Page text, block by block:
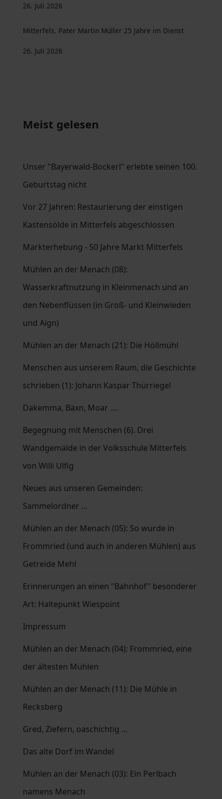
26. Juli 2026
Mitterfels. Pater Martin Müller 25 Jahre im Dienst
26. Juli 2026
Meist gelesen
Unser "Bayerwald-Bockerl" erlebte seinen 100.
Geburtstag nicht
Vor 27 Jahren: Restaurierung der einstigen
Kastensölde in Mitterfels abgeschlossen
Markterhebung - 50 Jahre Markt Mitterfels
Mühlen an der Menach (08):
Wasserkraftnutzung in Kleinmenach und an
den Nebenflüssen (in Groß- und Kleinwieden
und Aign)
Mühlen an der Menach (21): Die Höllmühl
Menschen aus unserem Raum, die Geschichte
schrieben (1): Johann Kaspar Thürriegel
Dakemma, Bäxn, Moar ....
Begegnung mit Menschen (6). Drei
Wandgemälde in der Volksschule Mitterfels
von Willi Ulfig
Neues aus unseren Gemeinden:
Sammelordner ...
Mühlen an der Menach (05): So wurde in
Frommried (und auch in anderen Mühlen) aus
Getreide Mehl
Erinnerungen an einen "Bahnhof" besonderer
Art: Haltepunkt Wiespoint
Impressum
Mühlen an der Menach (04): Frommried, eine
der ältesten Mühlen
Mühlen an der Menach (11): Die Mühle in
Recksberg
Gred, Ziefern, oaschichtig ...
Das alte Dorf im Wandel
Mühlen an der Menach (03): Ein Perlbach
namens Menach